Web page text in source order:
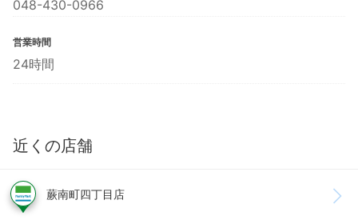
048-430-0966
営業時間
24時間
近くの店舗
蕨南町四丁目店